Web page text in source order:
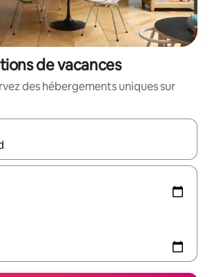
de vacances
des hébergements uniques sur
s'affichent, utilisez les flèches vers le